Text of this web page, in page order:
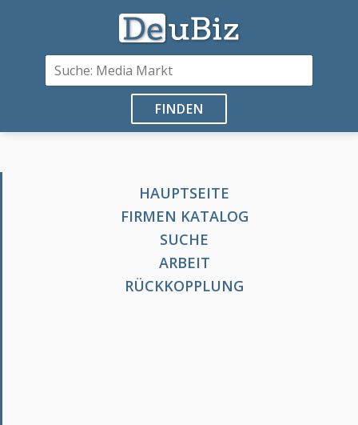
FINDEN
HAUPTSEITE
FIRMEN KATALOG
SUCHE
ARBEIT
RÜCKKOPPLUNG